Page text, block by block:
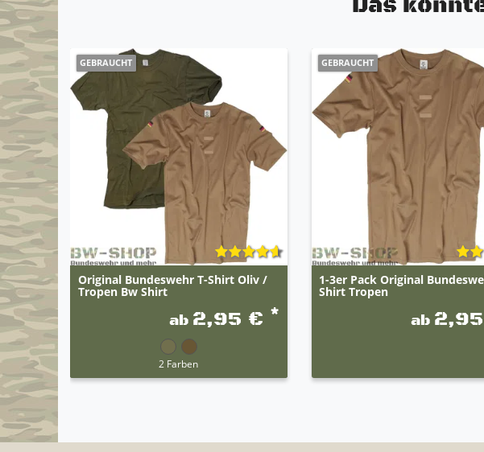
GEBRAUCHT
Original Bundeswehr T-Shirt Oliv /
Tropen Bw Shirt
ab 2,95 € *
2 Farben
GEBRAUCHT
1-3er Pack Original
Shirt Tropen
ab